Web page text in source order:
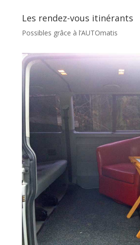
Les rendez-vous itinérants
Possibles grâce à l’AUTOmatis